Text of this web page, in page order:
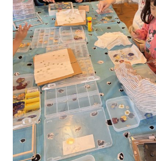
はじめましてBESS駒ヶ根中央アルプスの自然
て素敵な展示場でした🌳今まで行った展示場で
ばお邪魔します ...続きを読む
COUNTRY LOG IMAGO BESS駒ヶ根
今日のわが家 梺ぐらし 薪ストーブラ
こだわりアイテム
夏